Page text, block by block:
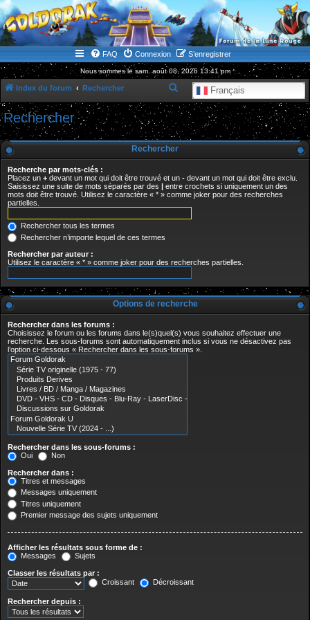
WWW.GOLDORAKGO.COM
le site de la Lune Rouge
FAQ Connexion S’enregistrer
Nous sommes le sam. août 08, 2026 13:41 pm
Index du forum Rechercher Français
e
c
h
c
e
Rechercher
Rechercher
Recherche par mots-clés :
Placez un + devant un mot qui doit être trouvé et un - devant un mot qui doit être exclu.
Saisissez une suite de mots séparés par des | entre crochets si uniquement un des
mots doit être trouvé. Utilisez le caractère « * » comme joker pour des recherches
partielles.
Rechercher tous les termes
Rechercher n’importe lequel de ces termes
Rechercher par auteur :
Utilisez le caractère « * » comme joker pour des recherches partielles.
Options de recherche
Rechercher dans les forums :
Choisissez le forum ou les forums dans le(s)quel(s) vous souhaitez effectuer une
recherche. Les sous-forums sont automatiquement inclus si vous ne désactivez pas
l’option ci-dessous « Rechercher dans les sous-forums ».
Rechercher dans les sous-forums :
Oui
Non
Rechercher dans :
Titres et messages
Messages uniquement
Titres uniquement
Premier message des sujets uniquement
Afficher les résultats sous forme de :
Messages
Sujets
Classer les résultats par :
Croissant
Décroissant
Rechercher depuis :